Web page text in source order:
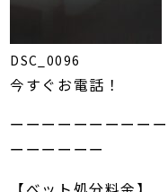
DSC_0096
今すぐお電話！
ーーーーーーーーー
ーーーーーー